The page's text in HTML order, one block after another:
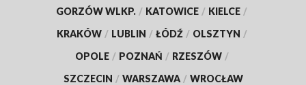
GORZÓW WLKP. / KATOWICE / KIELCE /
KRAKÓW / LUBLIN / ŁÓDŹ / OLSZTYN /
OPOLE / POZNAŃ / RZESZÓW /
SZCZECIN / WARSZAWA / WROCŁAW